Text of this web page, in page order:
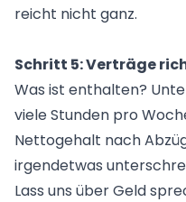
reicht nicht ganz.
Schritt 5: Verträge
Was ist enthalten?
viele Stunden pro
Nettogehalt nach
irgendetwas
Lass uns über Geld